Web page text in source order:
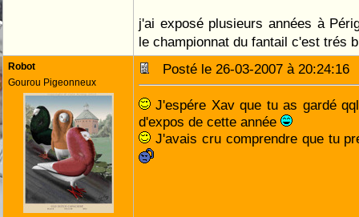
j'ai exposé plusieurs années à
le championnat du fantail c'est trés
Robot
Gourou Pigeonneux
Posté le 26-03-2007 à
J'espére Xav que tu as gardé
d'expos de cette année
J'avais cru comprendre que tu